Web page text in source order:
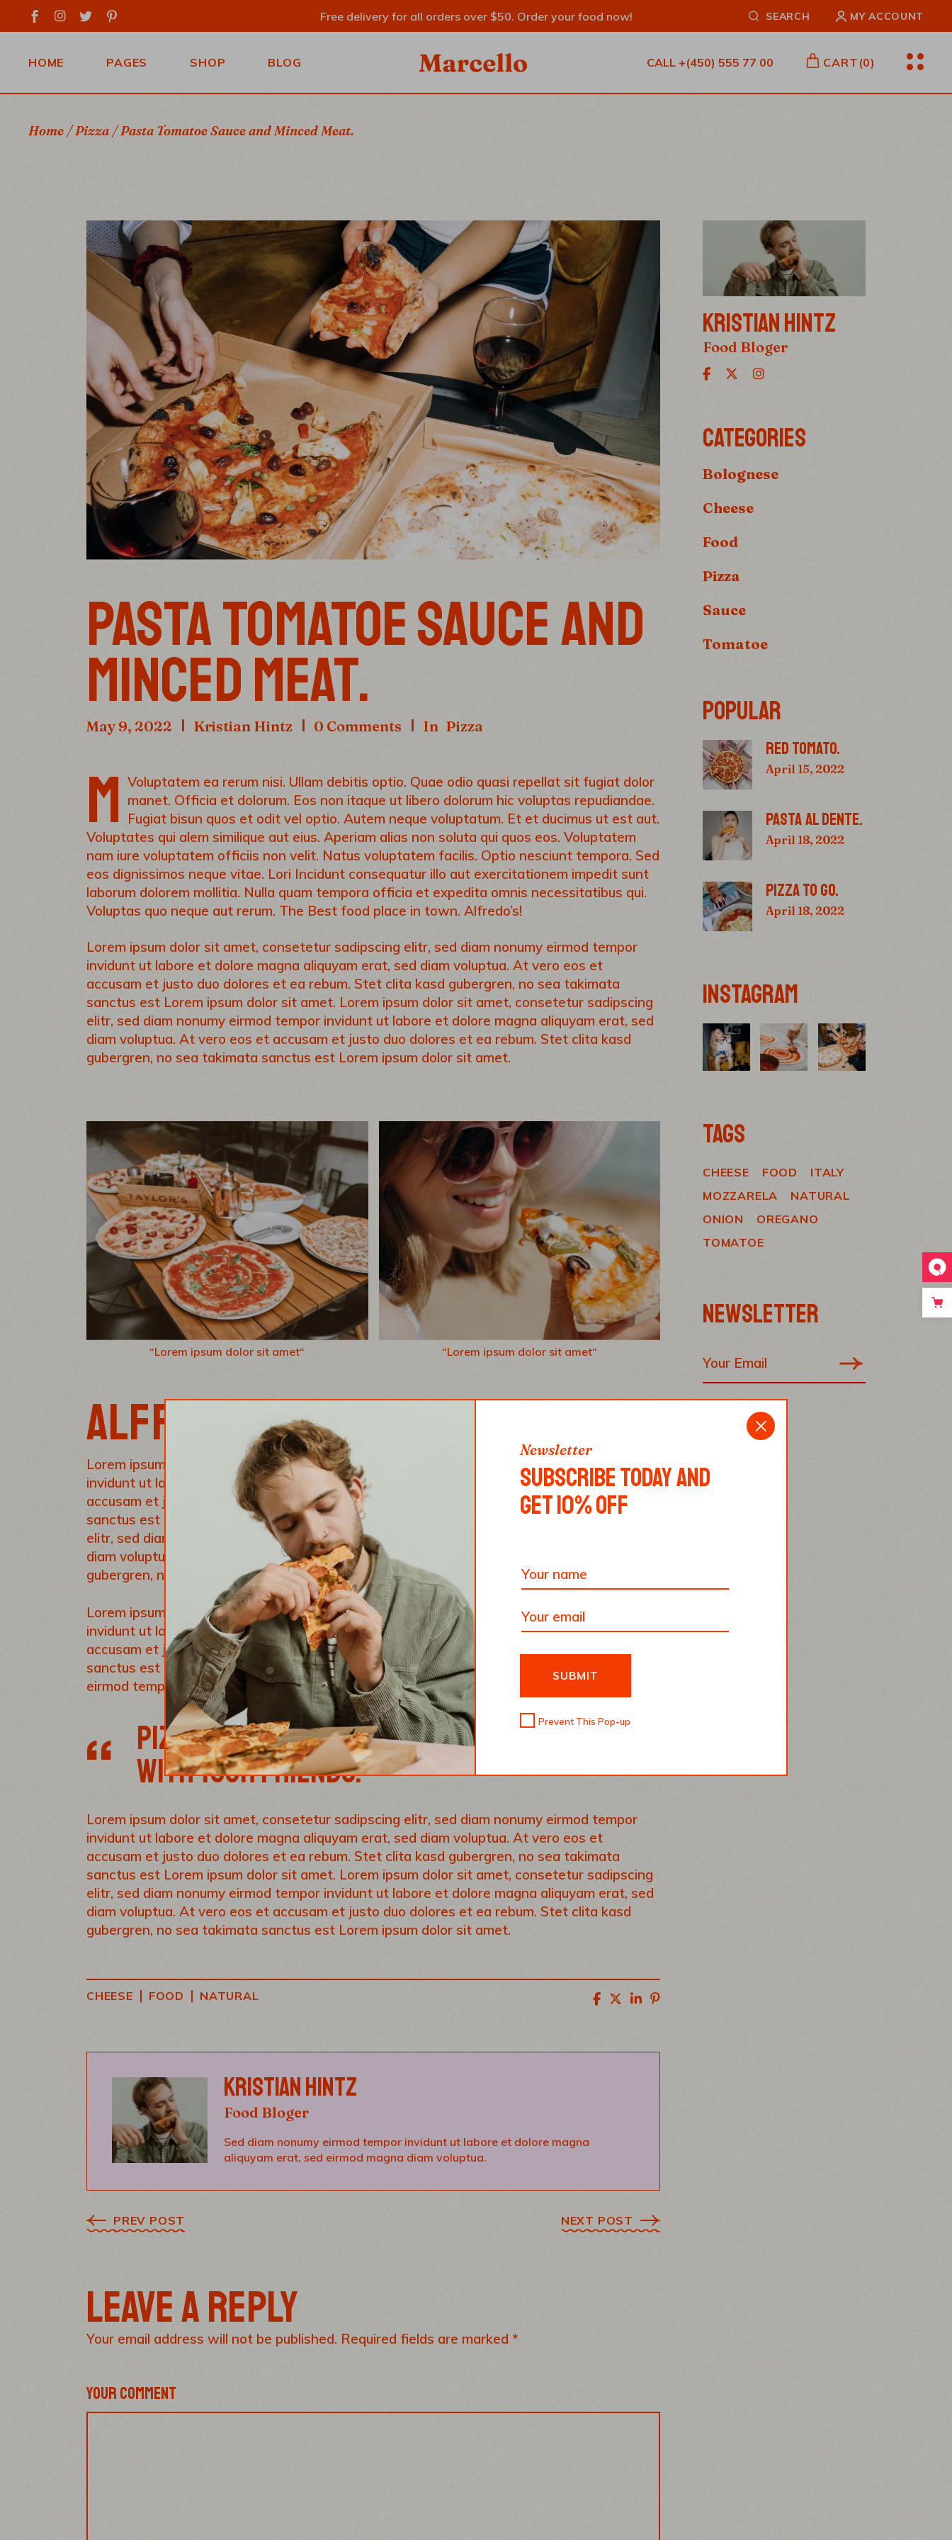
Free delivery for all orders over $50. Order your food now! SEARCH MY ACCOUNT
HOME
PEPPERONI
PAGES
ABOUT US
GET IN TOUCH
REVIEWS
FAQ PAGE
COMING SOON
SHOP
SHOP SINGLE
BLOG
RIGHT SIDEBAR
POST TYPES
CALL+(450) 555 77 00 CART (0)
Home Pizza Pasta Tomatoe Sauce and Minced Meat.
PASTA TOMATOE SAUCE AND
MINCED MEAT.
May 9, 2022 Kristian Hintz 0 Comments In Pizza
M Voluptatem ea rerum nisi. Ullam debitis optio. Quae odio quasi repellat sit fugiat dolor
manet. Officia et dolorum. Eos non itaque ut libero dolorum hic voluptas repudiandae.
Fugiat bisun quos et odit vel optio. Autem neque voluptatum. Et et ducimus ut est aut.
Voluptates qui alem similique aut eius. Aperiam alias non soluta qui quos eos. Voluptatem
nam iure voluptatem officiis non velit. Natus voluptatem facilis. Optio nesciunt tempora. Sed
eos dignissimos neque vitae. Lori Incidunt consequatur illo aut exercitationem impedit sunt
laborum dolorem mollitia. Nulla quam tempora officia et expedita omnis necessitatibus qui.
Voluptas quo neque aut rerum. The Best food place in town. Alfredo’s!
Lorem ipsum dolor sit amet, consetetur sadipscing elitr, sed diam nonumy eirmod tempor
invidunt ut labore et dolore magna aliquyam erat, sed diam voluptua. At vero eos et
accusam et justo duo dolores et ea rebum. Stet clita kasd gubergren, no sea takimata
sanctus est Lorem ipsum dolor sit amet. Lorem ipsum dolor sit amet, consetetur sadipscing
elitr, sed diam nonumy eirmod tempor invidunt ut labore et dolore magna aliquyam erat, sed
diam voluptua. At vero eos et accusam et justo duo dolores et ea rebum. Stet clita kasd
gubergren, no sea takimata sanctus est Lorem ipsum dolor sit amet.
“Lorem ipsum dolor sit amet“ “Lorem ipsum dolor sit amet“
ALFREDO’S PIZZA.
Lorem ipsum dolor sit amet, consetetur sadipscing elitr, sed diam nonumy eirmod tempor
invidunt ut labore et dolore magna aliquyam erat, sed diam voluptua. At vero eos et
accusam et justo duo dolores et ea rebum. Stet clita kasd gubergren, no sea takimata
sanctus est Lorem ipsum dolor sit amet. Lorem ipsum dolor sit amet, consetetur sadipscing
elitr, sed diam nonumy eirmod tempor invidunt ut labore et dolore magna aliquyam erat, sed
diam voluptua. At vero eos et accusam et justo duo dolores et ea rebum. Stet clita kasd
gubergren, no sea takimata sanctus est Lorem ipsum dolor sit amet.
Lorem ipsum dolor sit amet, consetetur sadipscing elitr, sed diam nonumy eirmod tempor
invidunt ut labore et dolore magna aliquyam erat, sed diam voluptua. At vero eos et
accusam et justo duo dolores et ea rebum. Stet clita kasd gubergren, no sea takimata
sanctus est Lorem ipsum dolor sit amet, consetetur sadipscing elitr, sed diam nonumy
eirmod tempor invidunt ut labore et dolore magna
PIZZA FOR THOSE SPECIAL MOMENTS
WITH YOUR FRIENDS.
Lorem ipsum dolor sit amet, consetetur sadipscing elitr, sed diam nonumy eirmod tempor
invidunt ut labore et dolore magna aliquyam erat, sed diam voluptua. At vero eos et
accusam et justo duo dolores et ea rebum. Stet clita kasd gubergren, no sea takimata
sanctus est Lorem ipsum dolor sit amet. Lorem ipsum dolor sit amet, consetetur sadipscing
elitr, sed diam nonumy eirmod tempor invidunt ut labore et dolore magna aliquyam erat, sed
diam voluptua. At vero eos et accusam et justo duo dolores et ea rebum. Stet clita kasd
gubergren, no sea takimata sanctus est Lorem ipsum dolor sit amet.
CHEESE | FOOD | NATURAL
KRISTIAN HINTZ
Food Bloger
Sed diam nonumy eirmod tempor invidunt ut labore et dolore magna
aliquyam erat, sed eirmod magna diam voluptua.
PREV POST NEXT POST
LEAVE A REPLY
Your email address will not be published. Required fields are marked *
YOUR COMMENT
KRISTIAN HINTZ
Food Bloger
CATEGORIES
Bolognese
Cheese
Food
Pizza
Sauce
Tomatoe
POPULAR
RED TOMATO.
April 15, 2022
PASTA AL DENTE.
April 18, 2022
PIZZA TO GO.
April 18, 2022
INSTAGRAM
TAGS
CHEESE FOOD
ITALY
MOZZARELA
NATURAL
ONION
OREGANO
TOMATOE
NEWSLETTER
Newsletter
SUBSCRIBE TODAY AND
GET 10% OFF
SUBMIT
Prevent This Pop-up